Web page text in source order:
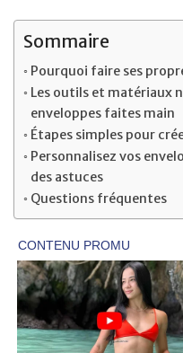
Sommaire
Pourquoi faire ses
Les outils et matériaux
enveloppes faites main
Étapes simples pour
Personnalisez vos
des astuces
Questions fréquentes